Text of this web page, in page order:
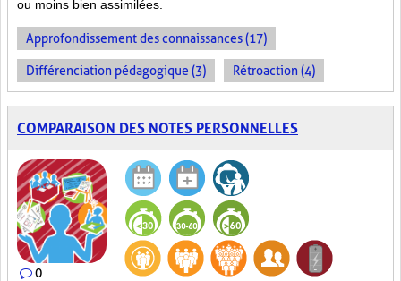
ou moins bien assimilées.
Approfondissement des connaissances (17)
Différenciation pédagogique (3) Rétroaction (4)
COMPARAISON DES NOTES PERSONNELLES
0